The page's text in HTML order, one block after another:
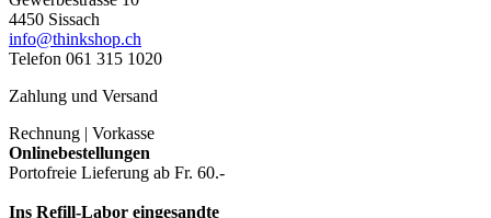
4450 Sissach
info@thinkshop.ch
Telefon 061 315 1020
Zahlung und Versand
Rechnung | Vorkasse
Onlinebestellungen
Portofreie Lieferung ab Fr. 60.-
Ins Refill-Labor eingesandte